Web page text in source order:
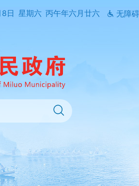
日 星期六 丙午年六月廿六 无障